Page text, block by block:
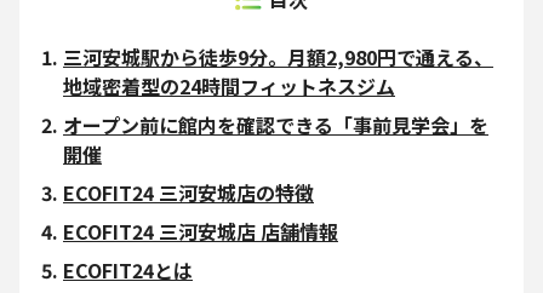
三河安城駅から徒歩9分。月額2,980円で通える、
地域密着型の24時間フィットネスジム
オープン前に館内を確認できる「事前見学会」を
開催
ECOFIT24 三河安城店の特徴
ECOFIT24 三河安城店 店舗情報
ECOFIT24とは